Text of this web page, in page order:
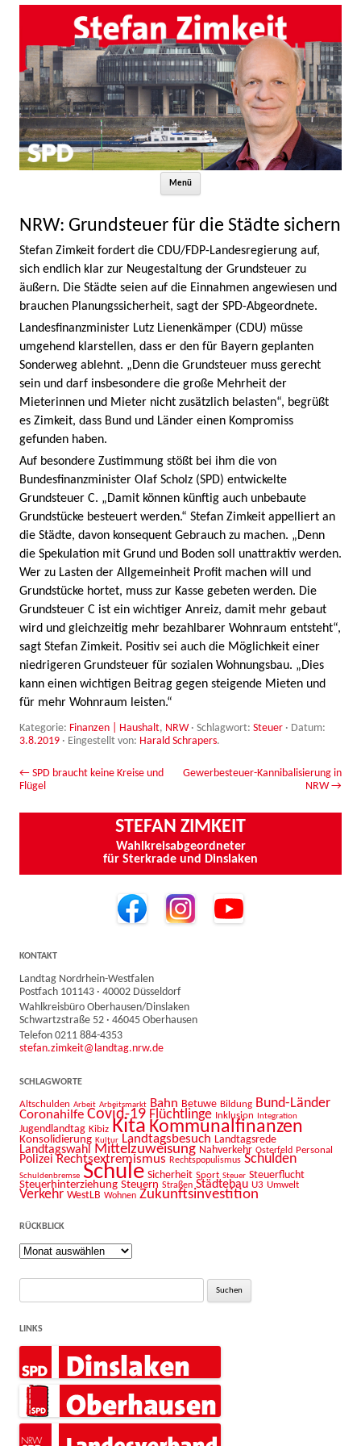
Menü
NRW: Grundsteuer für die Städte sichern
Stefan Zimkeit fordert die CDU/FDP-Landesregierung auf,
sich endlich klar zur Neugestaltung der Grundsteuer zu
äußern. Die Städte seien auf die Einnahmen angewiesen und
brauchen Planungssicherheit, sagt der SPD-Abgeordnete.
Landesfinanzminister Lutz Lienenkämper (CDU) müsse
umgehend klarstellen, dass er den für Bayern geplanten
Sonderweg ablehnt. „Denn die Grundsteuer muss gerecht
sein und darf insbesondere die große Mehrheit der
Mieterinnen und Mieter nicht zusätzlich belasten“, begrüßt
es Zimkeit, dass Bund und Länder einen Kompromiss
gefunden haben.
Auf besondere Zustimmung stößt bei ihm die von
Bundesfinanzminister Olaf Scholz (SPD) entwickelte
Grundsteuer C. „Damit können künftig auch unbebaute
Grundstücke besteuert werden.“ Stefan Zimkeit appelliert an
die Städte, davon konsequent Gebrauch zu machen. „Denn
die Spekulation mit Grund und Boden soll unattraktiv werden.
Wer zu Lasten der Allgemeinheit Profit machen will und
Grundstücke hortet, muss zur Kasse gebeten werden. Die
Grundsteuer C ist ein wichtiger Anreiz, damit mehr gebaut
wird und gleichzeitig mehr bezahlbarer Wohnraum entsteht“,
sagt Stefan Zimkeit. Positiv sei auch die Möglichkeit einer
niedrigeren Grundsteuer für sozialen Wohnungsbau. „Dies
kann einen wichtigen Beitrag gegen steigende Mieten und
für mehr Wohnraum leisten.“
Kategorie: Finanzen | Haushalt, NRW· Schlagwort: Steuer · Datum:
3.8.2019 · Eingestellt von: Harald Schrapers.
Beitrags-Navigation
← SPD braucht keine Kreise und
Flügel
Gewerbesteuer-Kannibalisierung in
NRW→
STEFAN ZIMKEIT
Wahlkreisabgeordneter
für Sterkrade und Dinslaken
KONTAKT
Landtag Nordrhein-Westfalen
Postfach 101143 · 40002 Düsseldorf
Wahlkreisbüro Oberhausen/Dinslaken
Schwartzstraße 52 · 46045 Oberhausen
Telefon 0211 884-4353
stefan.zimkeit@landtag.nrw.de
SCHLAGWORTE
Altschulden Arbeit Arbeitsmarkt Bahn Betuwe Bildung Bund-Länder
Coronahilfe Covid-19 Flüchtlinge Inklusion Integration
Jugendlandtag Kibiz Kita Kommunalfinanzen
Konsolidierung Kultur Landtagsbesuch Landtagsrede
Landtagswahl Mittelzuweisung Nahverkehr Osterfeld Personal
Polizei Rechtsextremismus Rechtspopulismus Schulden
Schuldenbremse Schule Sicherheit Sport Steuer Steuerflucht
Steuerhinterziehung Steuern Straßen Städtebau U3 Umwelt
Verkehr WestLB Wohnen Zukunftsinvestition
RÜCKBLICK
Rückblick
Suche
LINKS